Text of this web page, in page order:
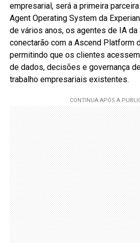
empresarial, será a primeira
Agent Operating System da
de vários anos, os agentes de IA
conectarão com a Ascend Platform
permitindo que os clientes
de dados, decisões e governança
trabalho empresariais existentes.